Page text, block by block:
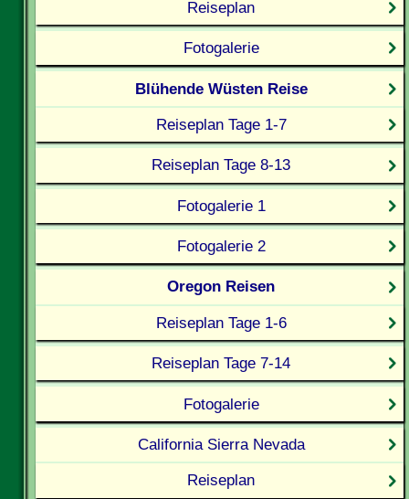
Reiseplan
Fotogalerie
Blühende Wüsten Reise
Reiseplan Tage 1-7
Reiseplan Tage 8-13
Fotogalerie 1
Fotogalerie 2
Oregon Reisen
Reiseplan Tage 1-6
Reiseplan Tage 7-14
Fotogalerie
California Sierra Nevada
Reiseplan